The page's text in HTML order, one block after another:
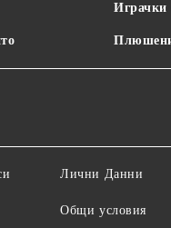
Играчки
Лични Данни
Общи условия